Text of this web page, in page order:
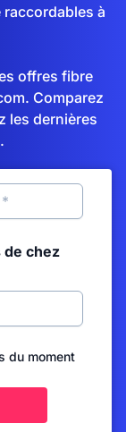
à
offres fibre
Comparez
les dernières
de chez
du moment